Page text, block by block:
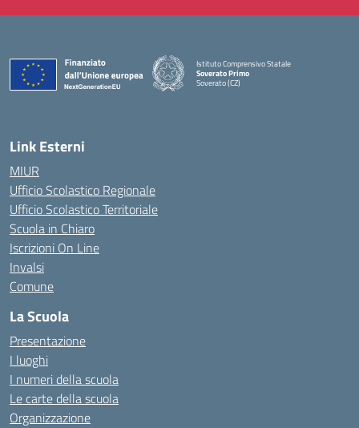
Istituto Comprensivo Statale
Soverato Primo
Soverato (CZ)
Link Esterni
MIUR
Ufficio Scolastico Regionale
Ufficio Scolastico Territoriale
Scuola in Chiaro
Iscrizioni On Line
Invalsi
Comune
La Scuola
Presentazione
I luoghi
I numeri della scuola
Le carte della scuola
Organizzazione